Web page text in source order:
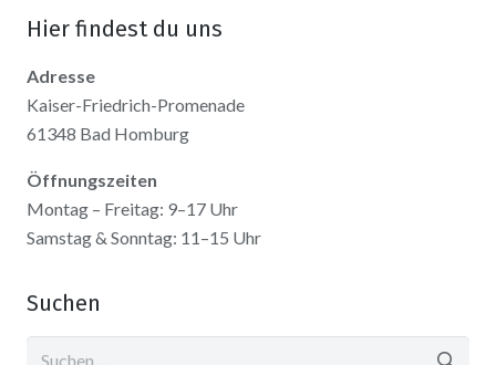
Hier findest du uns
Adresse
Kaiser-Friedrich-Promenade
61348 Bad Homburg
Öffnungszeiten
Montag – Freitag: 9–17 Uhr
Samstag & Sonntag: 11–15 Uhr
Suchen